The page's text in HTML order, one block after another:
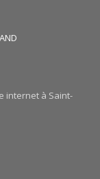
internet à Saint-